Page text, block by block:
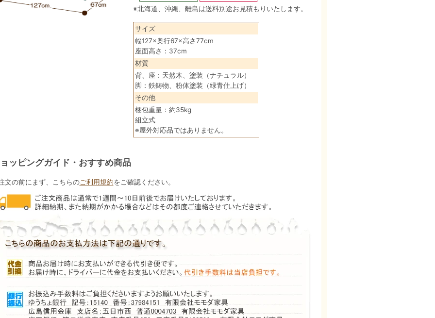
※北海道、沖縄、離島は送料別途お見積もりいたします。
サイズ
幅127×奥行67×高さ77cm
座面高さ：37cm
材質
背、座：天然木、塗装（ナチュラル）
脚：鉄鋳物、粉体塗装（緑青仕上げ）
その他
梱包重量：約35kg
組立式
※屋外対応品ではありません。
ッピングガイド・おすすめ商品
文の前にまず、こちらのご利用規約をご確認ください。